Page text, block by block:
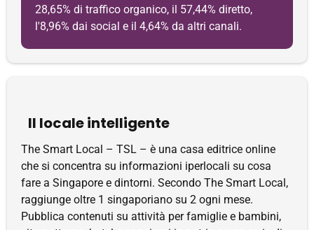
28,65% di traffico organico, il 57,44% diretto,
l'8,96% dai social e il 4,64% da altri canali.
Il locale intelligente
The Smart Local – TSL – è una casa editrice online
che si concentra su informazioni iperlocali su cosa
fare a Singapore e dintorni. Secondo The Smart Local,
raggiunge oltre 1 singaporiano su 2 ogni mese.
Pubblica contenuti su attività per famiglie e bambini,